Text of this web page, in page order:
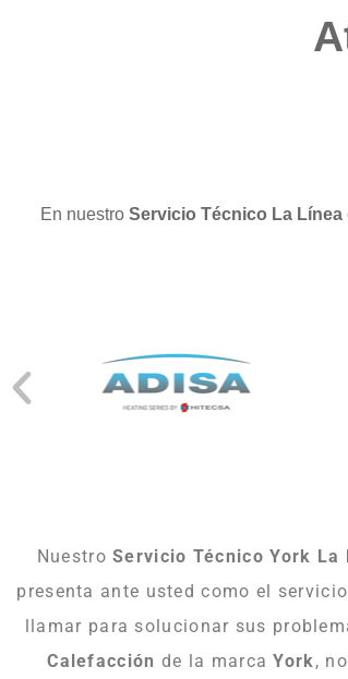
En nuestro Servicio Técnico La
NuestroServicio Técnico York La
presenta ante usted como el
llamar para solucionar sus
Calefacción de la marcaYork ,